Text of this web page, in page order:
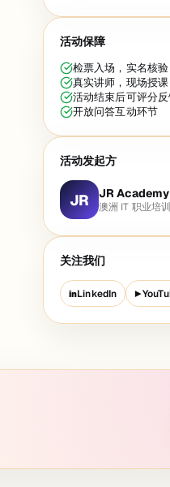
活动保障
检票入场，实名核验
真实讲师，现场授课
活动结束后可评分
开放问答互动环节
活动发起方
JR JR Academy
澳洲 IT 职业培
关注我们
inLinkedIn ▶